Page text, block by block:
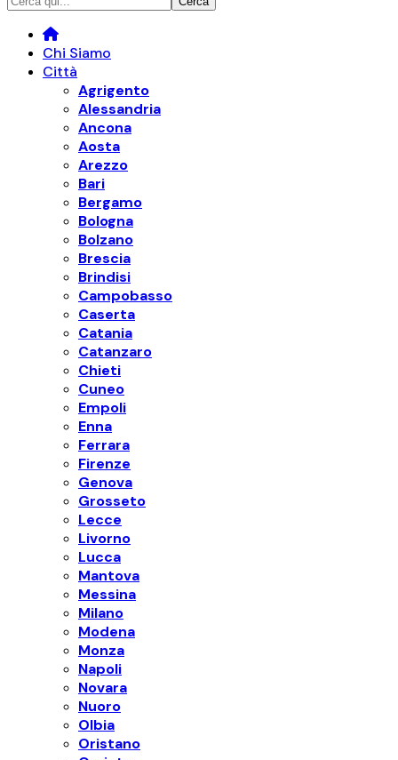
Chi Siamo
Città
Agrigento
Alessandria
Ancona
Aosta
Arezzo
Bari
Bergamo
Bologna
Bolzano
Brescia
Brindisi
Campobasso
Caserta
Catania
Catanzaro
Chieti
Cuneo
Empoli
Enna
Ferrara
Firenze
Genova
Grosseto
Lecce
Livorno
Lucca
Mantova
Messina
Milano
Modena
Monza
Napoli
Novara
Nuoro
Olbia
Oristano